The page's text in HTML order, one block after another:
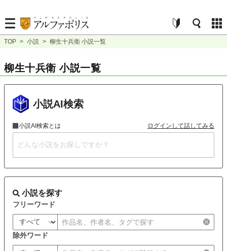
TOP > 小説 > 柳生十兵衛 小説一覧
柳生十兵衛 小説一覧
小説AI検索
小説AI検索とは ログインして話してみる
小説を探す
フリーワード
除外ワード